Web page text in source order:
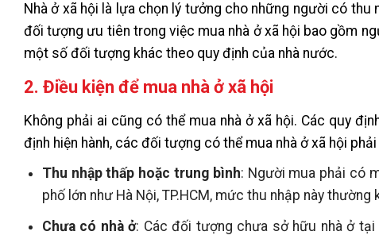
Nhà ở xã hội là lựa chọn lý tưởng cho những người có
đối tượng ưu tiên trong việc mua nhà ở xã hội bao gồm
một số đối tượng khác theo quy định của nhà nước.
2. Điều kiện để mua nhà ở xã hội
Không phải ai cũng có thể mua nhà ở xã hội. Các quy
định hiện hành, các đối tượng có thể mua nhà ở xã hội
Thu nhập thấp hoặc trung bình: Người mua phải có
phố lớn như Hà Nội, TP.HCM, mức thu nhập này
Chưa có nhà ở: Các đối tượng chưa sở hữu nhà ở